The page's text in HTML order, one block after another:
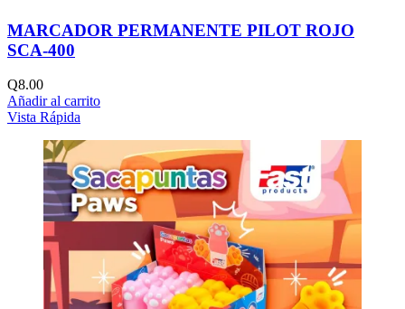
MARCADOR PERMANENTE PILOT ROJO
SCA-400
Q8.00
Añadir al carrito
Vista Rápida